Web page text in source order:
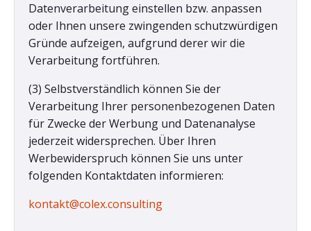
Datenverarbeitung einstellen bzw. anpassen
oder Ihnen unsere zwingenden schutzwürdigen
Gründe aufzeigen, aufgrund derer wir die
Verarbeitung fortführen.
(3) Selbstverständlich können Sie der
Verarbeitung Ihrer personenbezogenen Daten
für Zwecke der Werbung und Datenanalyse
jederzeit widersprechen. Über Ihren
Werbewiderspruch können Sie uns unter
folgenden Kontaktdaten informieren:
kontakt@colex.consulting